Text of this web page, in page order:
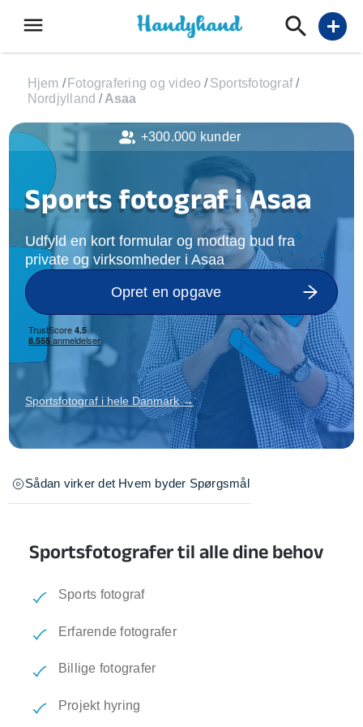
menu add
Hjem / Fotografering og video / Sportsfotograf /
Nordjylland / Asaa
Sports fotograf i Asaa
Udfyld en kort formular og modtag bud fra
private og virksomheder i Asaa
Opret en opgave
Sportsfotograf i hele Danmark →
Sådan virker det Hvem byder Spørgsmål
Sportsfotografer til alle dine behov
Sports fotograf
Erfarende fotografer
Billige fotografer
Projekt hyring
+300.000 kunder